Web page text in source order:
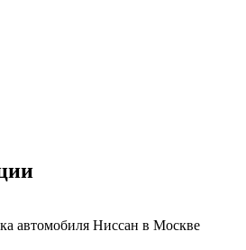
автомобиля Ниссан в Москве